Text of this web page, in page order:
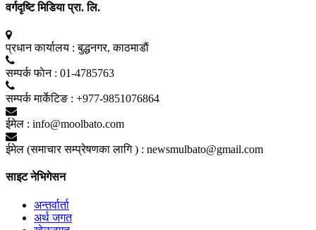
वर्गदृष्टि मिडिया प्रा. लि.
प्रधान कार्यालय : बुद्धनगर, काठमाडाैं
सम्पर्क फाेन : 01-4785763
सम्पर्क मार्केटिङ : +977-9851076864
ईमेल : info@moolbato.com
ईमेल (समाचार सम्प्रेषणका लागि ) : newsmulbato@gmail.com
साइट नेभिगेसन
अन्तर्वार्ता
अर्थ जगत